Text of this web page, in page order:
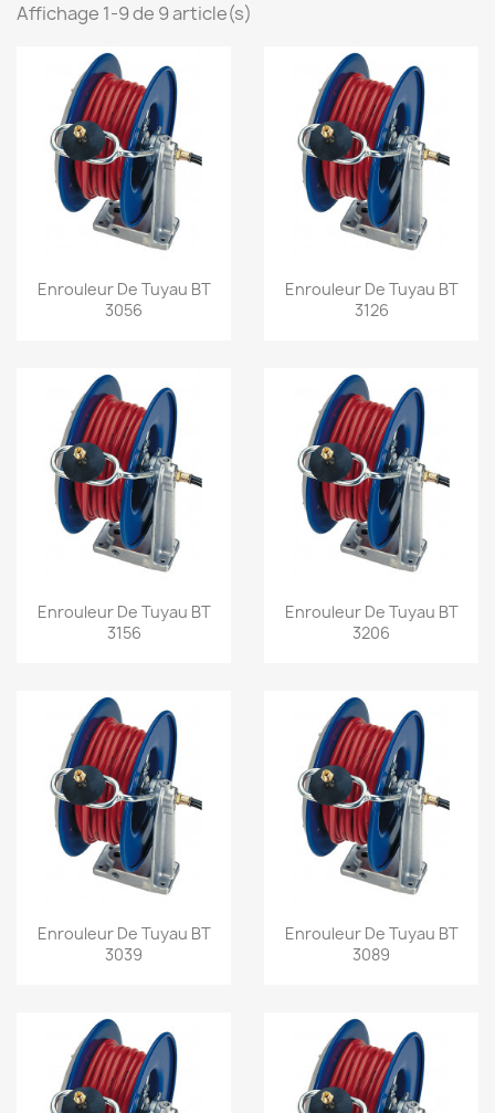
Affichage 1-9 de 9 article(s)
Aperçu rapide
Enrouleur De Tuyau BT
3056
Aperçu rapide
Enrouleur De Tuyau BT
3126
Aperçu rapide
Enrouleur De Tuyau BT
3156
Aperçu rapide
Enrouleur De Tuyau BT
3206
Aperçu rapide
Enrouleur De Tuyau BT
3039
Aperçu rapide
Enrouleur De Tuyau BT
3089